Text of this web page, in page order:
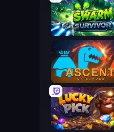
Swarm Survivor
Ascent of Echoes
Lucky Pick